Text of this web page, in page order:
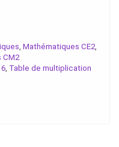
Mathématiques CE2
CM2
Table de multiplication